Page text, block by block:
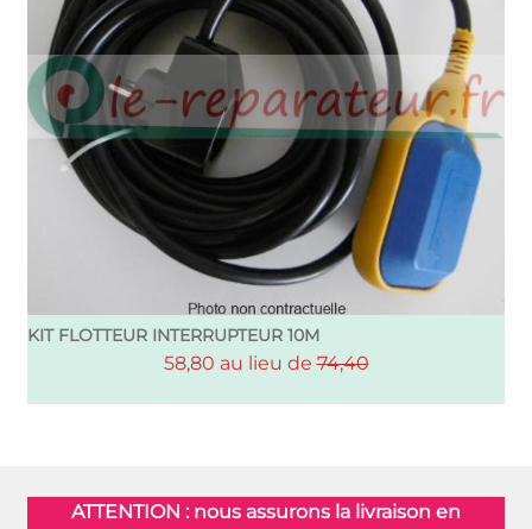
KIT FLOTTEUR INTERRUPTEUR 10M
58,80 au lieu de74,40
ATTENTION : nous assurons la livraison en